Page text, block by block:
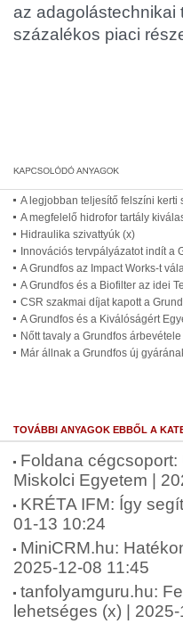
az adagolástechnikai
százalékos piaci
A legjobban teljesítő felszíni kerti
A megfelelő hidrofor tartály
Hidraulika szivattyúk (x)
Innovációs tervpályázatot indít a
A Grundfos az Impact Works-t
A Grundfos és a Biofilter az idei
CSR szakmai díjat kapott a
A Grundfos és a Kiválóságért
Nőtt tavaly a Grundfos árbevétele
Már állnak a Grundfos új
TOVÁBBI ANYAGOK EBBŐL A
Foldana
Miskolci Egyetem |
KRÉTA IFM: Így
01-13 10:24
MiniCRM.hu:
2025-12-08 11:45
tanfolyamguru.hu:
lehetséges (x) |